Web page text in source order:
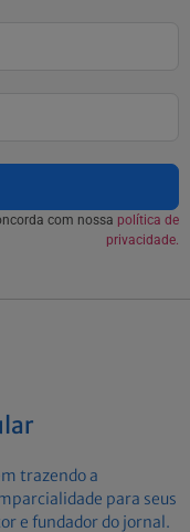
com nossa política de
privacidade.
trazendo a
para seus
e fundador do jornal.